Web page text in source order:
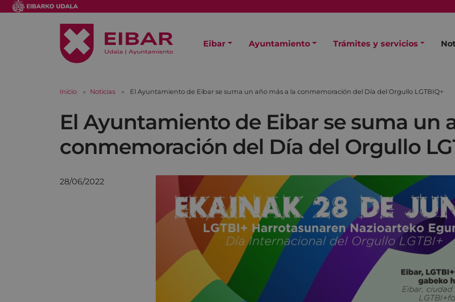
Eibar Ayuntamiento Trámites y servicios
Inicio Noticias El Ayuntamiento de Eibar se suma un año más a la conmemoración del Día del Orgullo LGTBIQ+
El Ayuntamiento de Eibar se suma un
conmemoración del Día del Orgullo
28/06/2022